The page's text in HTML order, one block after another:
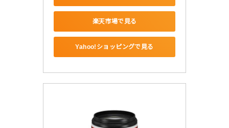
楽天市場で見る
Yahoo!ショッピングで見る